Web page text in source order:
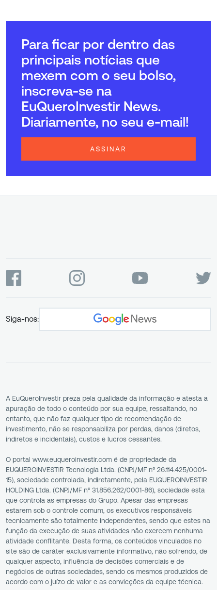
Para ficar por dentro das
principais notícias que
mexem com o seu bolso,
inscreva-se na
EuQueroInvestir News.
Diariamente, no seu e-mail!
ASSINAR
Siga-nos:
A EuQueroInvestir preza pela qualidade da informação e atesta a
apuração de todo o conteúdo por sua equipe, ressaltando, no
entanto, que não faz qualquer tipo de recomendação de
investimento, não se responsabiliza por perdas, danos (diretos,
indiretos e incidentais), custos e lucros cessantes.
O portal www.euqueroinvestir.com é de propriedade da
EUQUEROINVESTIR Tecnologia Ltda. (CNPJ/MF nº 26.114.425/0001-
15), sociedade controlada, indiretamente, pela EUQUEROINVESTIR
HOLDING Ltda. (CNPJ/MF nº 31.856.262/0001-86), sociedade esta
que controla as empresas do Grupo. Apesar das empresas
estarem sob o controle comum, os executivos responsáveis
tecnicamente são totalmente independentes, sendo que estes na
função da execução de suas atividades não exercem nenhuma
atividade conflitante. Desta forma, os conteúdos vinculados no
site são de caráter exclusivamente informativo, não sofrendo, de
qualquer aspecto, influência de decisões comerciais e de
negócios de outras sociedades, sendo os mesmos produzidos de
acordo com o juízo de valor e as convicções da equipe técnica.